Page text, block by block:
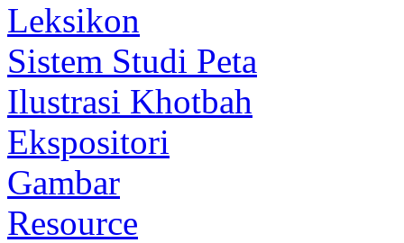
Leksikon
Sistem Studi Peta
Ilustrasi Khotbah
Ekspositori
Gambar
Resource